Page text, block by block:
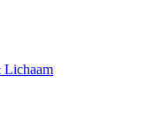
Lichaam